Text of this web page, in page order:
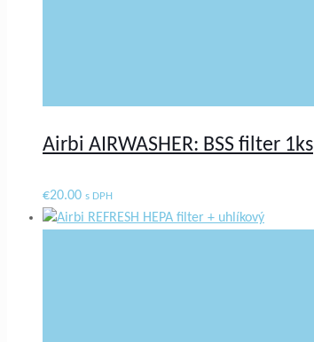
Airbi AIRWASHER: BSS filter 1ks
€20.00 s DPH